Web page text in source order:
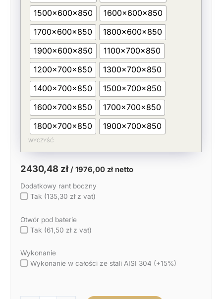
1500x600x850
1600x600x850
1700x600x850
1800x600x850
1900x600x850
1100x700x850
1200x700x850
1300x700x850
1400x700x850
1500x700x850
1600x700x850
1700x700x850
1800x700x850
1900x700x850
WYCZYŚĆ
2430,48 zł / 1976,00 złnetto
Dodatkowy rant boczny
Tak (135,30 zł z vat)
Otwór pod baterie
Tak (61,50 zł z vat)
Wykonanie
Wykonanie w całości ze stali AISI 304 (+15%)